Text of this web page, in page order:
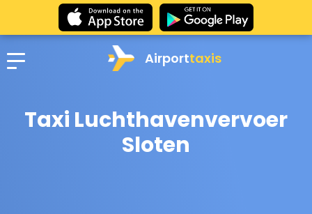
Airporttaxis
Taxi Luchthavenvervoer
Sloten